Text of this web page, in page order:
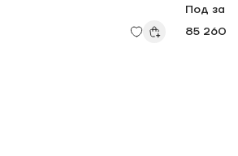
Под
85 260 ₽